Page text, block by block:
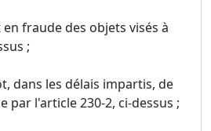
fraude des objets visés à
;
dans les délais impartis, de
par l'article 230-2, ci-dessus ;